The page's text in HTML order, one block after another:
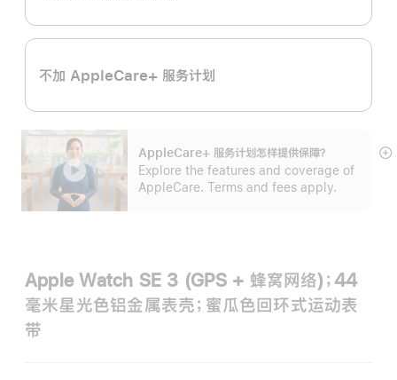
不加 AppleCare+ 服务计划
AppleCare+ 服务计划怎样提供保⁠障？
Explore the features and coverage of
AppleCare. Terms and fees apply.
展
Apple Watch SE 3 (GPS + 蜂窝网络)；44
毫米星光色铝金属表壳；蜜瓜色回环式运动表
带